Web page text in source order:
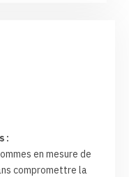
:
en mesure de
compromettre la